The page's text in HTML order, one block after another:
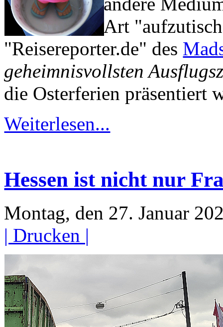
Art
"Reisereporter.de" des
geheimnisvollsten
die Osterferien präsentiert
Weiterlesen...
Hessen ist nicht nur
Montag, den 27. Januar
| Drucken |